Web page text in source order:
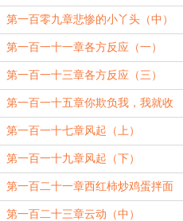
第一百零九章悲惨的小丫头（中）
第一百一十一章各方反应（一）
第一百一十三章各方反应（三）
第一百一十五章你欺负我，我就收
拾你儿子（上）
第一百一十七章风起（上）
第一百一十九章风起（下）
第一百二十一章西红柿炒鸡蛋拌面
第一百二十三章云动（中）